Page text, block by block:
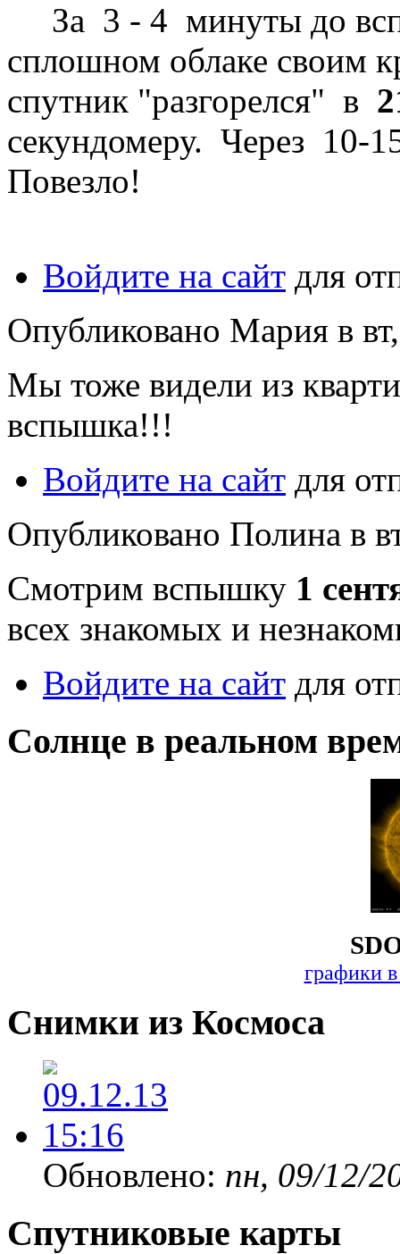
За 3 - 4 минуты до
сплошном облаке своим
спутник "разгорелся" в
секундомеру. Через 10-
Повезло!
Войдите на сайт для
Опубликовано Мария в
Мы тоже видели из
вспышка!!!
Войдите на сайт для
Опубликовано Полина в
Смотрим вспышку 1
всех знакомых и
Войдите на сайт для
Солнце в реальном
графики
Снимки из Космоса
Обновлено: пн, 09/12/
Спутниковые карты